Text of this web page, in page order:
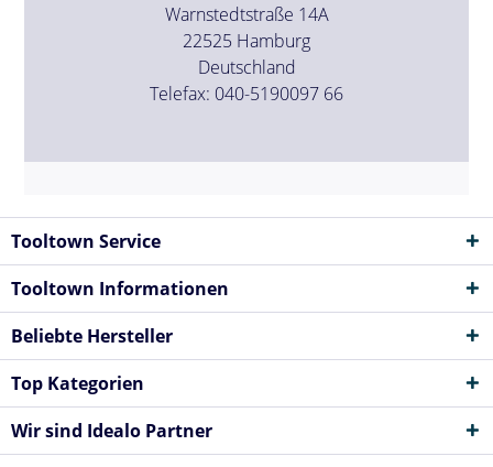
Warnstedtstraße 14A
22525 Hamburg
Deutschland
Telefax: 040-5190097 66
Tooltown Service
Tooltown Informationen
Beliebte Hersteller
Top Kategorien
Wir sind Idealo Partner